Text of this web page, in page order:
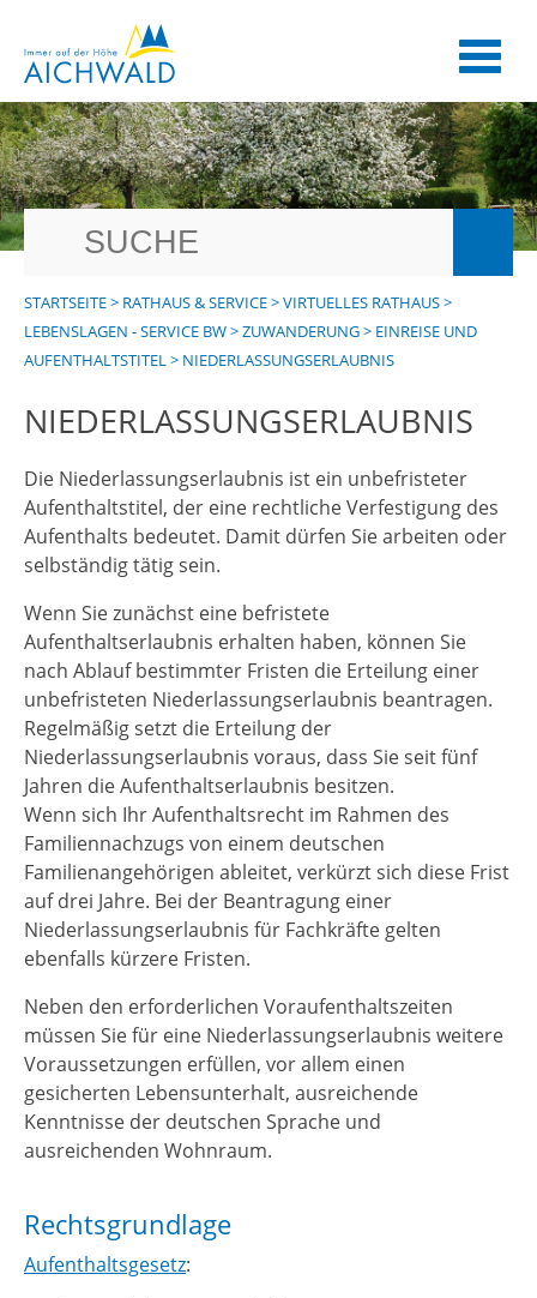
STARTSEITE> RATHAUS & SERVICE>VIRTUELLES RATHAUS>
LEBENSLAGEN - SERVICE BW>ZUWANDERUNG> EINREISE UND
AUFENTHALTSTITEL> NIEDERLASSUNGSERLAUBNIS
NIEDERLASSUNGSERLAUBNIS
Die Niederlassungserlaubnis ist ein unbefristeter
Aufenthaltstitel, der eine rechtliche Verfestigung des
Aufenthalts bedeutet. Damit dürfen Sie arbeiten oder
selbständig tätig sein.
Wenn Sie zunächst eine befristete
Aufenthaltserlaubnis erhalten haben, können Sie
nach Ablauf bestimmter Fristen die Erteilung einer
unbefristeten Niederlassungserlaubnis beantragen.
Regelmäßig setzt die Erteilung der
Niederlassungserlaubnis voraus, dass Sie seit fünf
Jahren die Aufenthaltserlaubnis besitzen.
Wenn sich Ihr Aufenthaltsrecht im Rahmen des
Familiennachzugs von einem deutschen
Familienangehörigen ableitet, verkürzt sich diese Frist
auf drei Jahre. Bei der Beantragung einer
Niederlassungserlaubnis für Fachkräfte gelten
ebenfalls kürzere Fristen.
Neben den erforderlichen Voraufenthaltszeiten
müssen Sie für eine Niederlassungserlaubnis weitere
Voraussetzungen erfüllen, vor allem einen
gesicherten Lebensunterhalt, ausreichende
Kenntnisse der deutschen Sprache und
ausreichenden Wohnraum.
Rechtsgrundlage
Aufenthaltsgesetz: